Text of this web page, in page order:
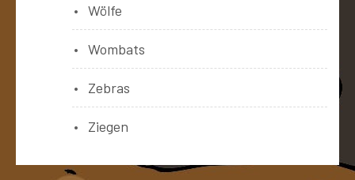
Wölfe
Wombats
Zebras
Ziegen